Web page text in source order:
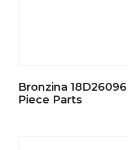
Bronzina
Piece Parts